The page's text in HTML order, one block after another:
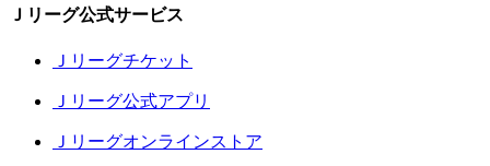
Ｊリーグ公式サービス
Ｊリーグチケット
Ｊリーグ公式アプリ
Ｊリーグオンラインストア